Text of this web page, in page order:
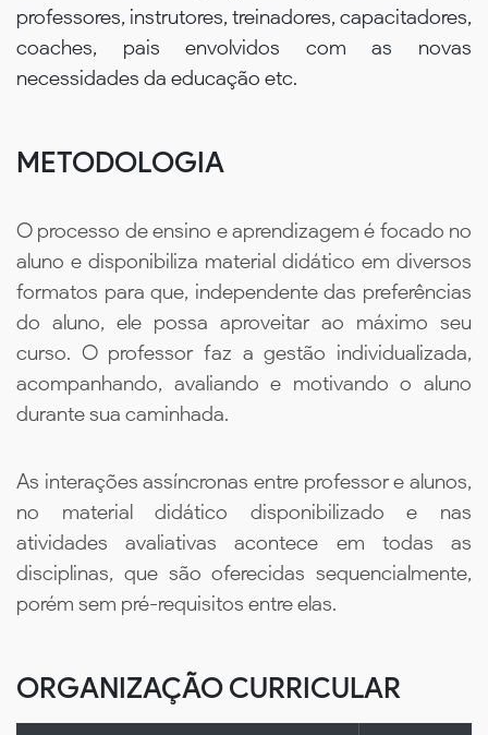
professores, instrutores, treinadores, capacitadores,
coaches, pais envolvidos com as novas
necessidades da educação etc.
METODOLOGIA
O processo de ensino e aprendizagem é focado no
aluno e disponibiliza material didático em diversos
formatos para que, independente das preferências
do aluno, ele possa aproveitar ao máximo seu
curso. O professor faz a gestão individualizada,
acompanhando, avaliando e motivando o aluno
durante sua caminhada.
As interações assíncronas entre professor e alunos,
no material didático disponibilizado e nas
atividades avaliativas acontece em todas as
disciplinas, que são oferecidas sequencialmente,
porém sem pré-requisitos entre elas.
ORGANIZAÇÃO CURRICULAR